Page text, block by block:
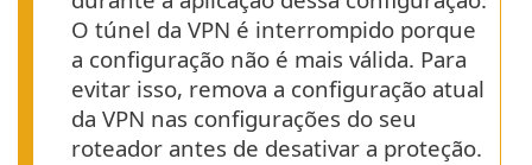
O túnel da VPN é interrompido porque
a configuração não é mais válida. Para
evitar isso, remova a configuração atual
da VPN nas configurações do seu
roteador antes de desativar a proteção.